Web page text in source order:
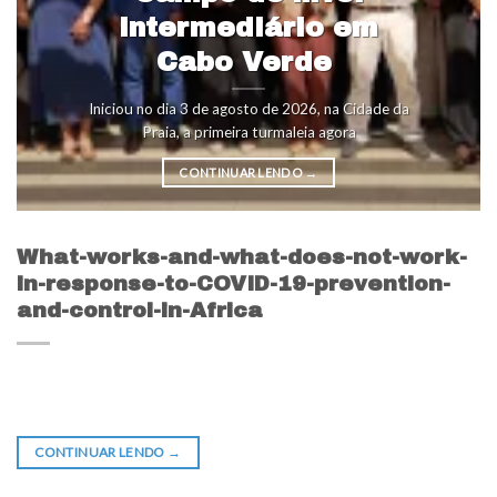
intermediário em
Cabo Verde
Iniciou no dia 3 de agosto de 2026, na Cidade da
Praia, a primeira turmaleia agora
CONTINUAR LENDO→
What-works-and-what-does-not-work-
in-response-to-COVID-19-prevention-
and-control-in-Africa
CONTINUAR LENDO →